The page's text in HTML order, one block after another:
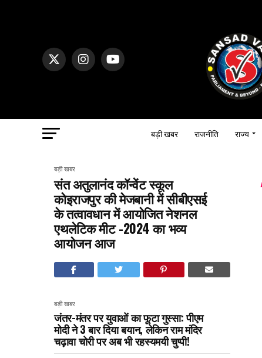
बड़ी खबर राजनीति राज्य
बड़ी खबर
संत अतुलानंद कॉन्वेंट स्कूल
कोइराजपुर की मेजबानी में सीबीएसई
के तत्वावधान में आयोजित नेशनल
एथलेटिक मीट -2024 का भव्य
आयोजन आज
बड़ी खबर
जंतर-मंतर पर युवाओं का फूटा गुस्सा: पीएम
मोदी ने 3 बार दिया बयान, लेकिन राम मंदिर
चढ़ावा चोरी पर अब भी रहस्यमयी चुप्पी!